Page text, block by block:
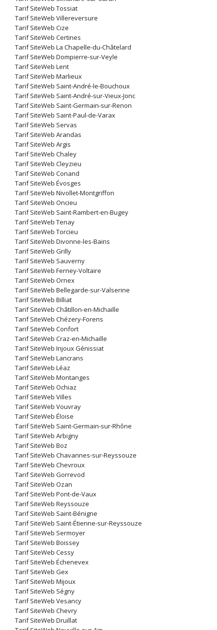
Tarif SiteWeb Tossiat
Tarif SiteWeb Villereversure
Tarif SiteWeb Cize
Tarif SiteWeb Certines
Tarif SiteWeb La Chapelle-du-Châtelard
Tarif SiteWeb Dompierre-sur-Veyle
Tarif SiteWeb Lent
Tarif SiteWeb Marlieux
Tarif SiteWeb Saint-André-le-Bouchoux
Tarif SiteWeb Saint-André-sur-Vieux-Jonc
Tarif SiteWeb Saint-Germain-sur-Renon
Tarif SiteWeb Saint-Paul-de-Varax
Tarif SiteWeb Servas
Tarif SiteWeb Arandas
Tarif SiteWeb Argis
Tarif SiteWeb Chaley
Tarif SiteWeb Cleyzieu
Tarif SiteWeb Conand
Tarif SiteWeb Évosges
Tarif SiteWeb Nivollet-Montgriffon
Tarif SiteWeb Oncieu
Tarif SiteWeb Saint-Rambert-en-Bugey
Tarif SiteWeb Tenay
Tarif SiteWeb Torcieu
Tarif SiteWeb Divonne-les-Bains
Tarif SiteWeb Grilly
Tarif SiteWeb Sauverny
Tarif SiteWeb Ferney-Voltaire
Tarif SiteWeb Ornex
Tarif SiteWeb Bellegarde-sur-Valserine
Tarif SiteWeb Billiat
Tarif SiteWeb Châtillon-en-Michaille
Tarif SiteWeb Chézery-Forens
Tarif SiteWeb Confort
Tarif SiteWeb Craz-en-Michaille
Tarif SiteWeb Injoux Génissiat
Tarif SiteWeb Lancrans
Tarif SiteWeb Léaz
Tarif SiteWeb Montanges
Tarif SiteWeb Ochiaz
Tarif SiteWeb Villes
Tarif SiteWeb Vouvray
Tarif SiteWeb Éloise
Tarif SiteWeb Saint-Germain-sur-Rhône
Tarif SiteWeb Arbigny
Tarif SiteWeb Boz
Tarif SiteWeb Chavannes-sur-Reyssouze
Tarif SiteWeb Chevroux
Tarif SiteWeb Gorrevod
Tarif SiteWeb Ozan
Tarif SiteWeb Pont-de-Vaux
Tarif SiteWeb Reyssouze
Tarif SiteWeb Saint-Bénigne
Tarif SiteWeb Saint-Étienne-sur-Reyssouze
Tarif SiteWeb Sermoyer
Tarif SiteWeb Boissey
Tarif SiteWeb Cessy
Tarif SiteWeb Échenevex
Tarif SiteWeb Gex
Tarif SiteWeb Mijoux
Tarif SiteWeb Ségny
Tarif SiteWeb Vesancy
Tarif SiteWeb Chevry
Tarif SiteWeb Druillat